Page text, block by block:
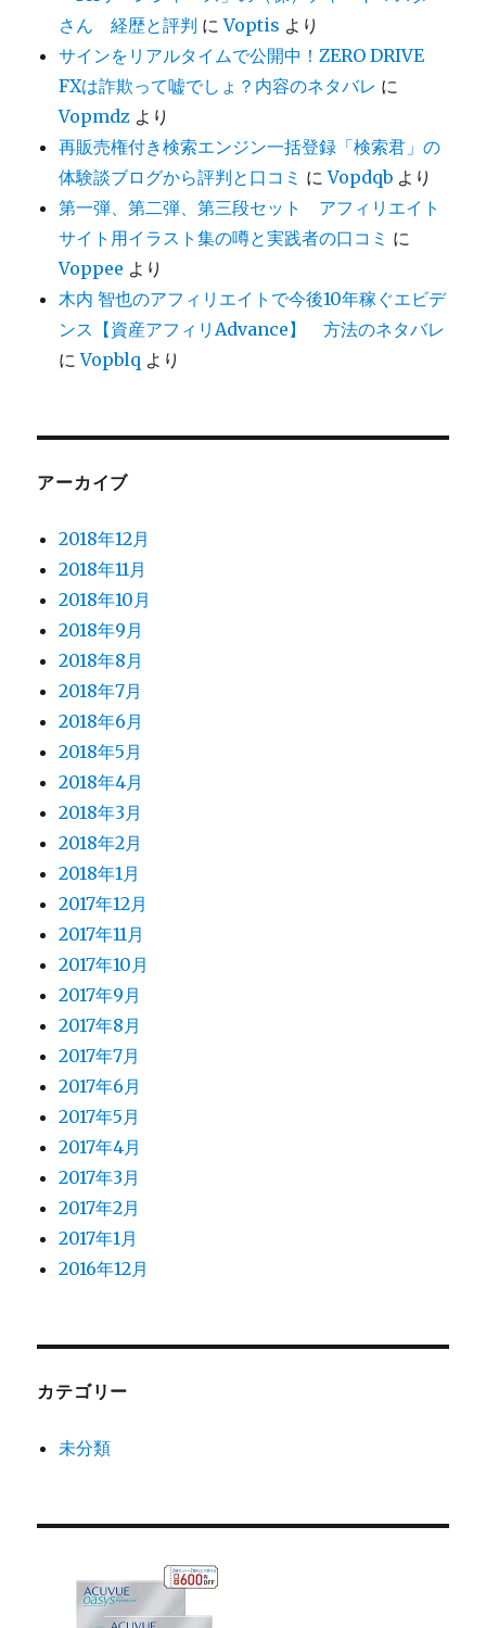
さん 経歴と評判 にVoptis より
サインをリアルタイムで公開中！ZERO DRIVE
FXは詐欺って嘘でしょ？内容のネタバレ に
Vopmdz より
再販売権付き検索エンジン一括登録「検索君」の
体験談ブログから評判と口コミ にVopdqb より
第一弾、第二弾、第三段セット アフィリエイト
サイト用イラスト集の噂と実践者の口コミ に
Voppee より
木内 智也のアフィリエイトで今後10年稼ぐエビデ
ンス【資産アフィリAdvance】 方法のネタバレ
にVopblq より
アーカイブ
2018年12月
2018年11月
2018年10月
2018年9月
2018年8月
2018年7月
2018年6月
2018年5月
2018年4月
2018年3月
2018年2月
2018年1月
2017年12月
2017年11月
2017年10月
2017年9月
2017年8月
2017年7月
2017年6月
2017年5月
2017年4月
2017年3月
2017年2月
2017年1月
2016年12月
カテゴリー
未分類